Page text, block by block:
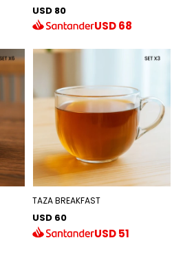
USD 80
USD68
TAZA BREAKFAST
USD 60
USD51